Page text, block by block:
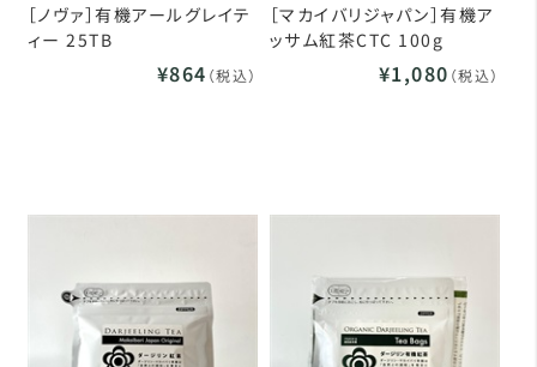
［ノヴァ］有機アールグレイテ
ィー 25TB
¥864 （税込）
［マカイバリジャパン］有機ア
ッサム紅茶CTC 100g
¥1,080 （税込）